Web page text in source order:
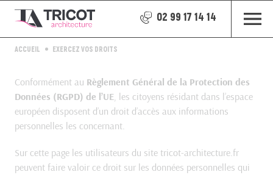
02 99 17 14 14
ACCUEIL EXERCEZ VOS DROITS
Conformément au Règlement Général de la Protection des
Données (RGPD) de l’UE, les citoyens résidant dans l’espace
européen disposent d’un droit d’accès aux informations
personnelles les concernant.
Sur cette page les utilisateurs du site tricot-architecture.fr
peuvent faire valoir ce droit sur les données personnelles qui